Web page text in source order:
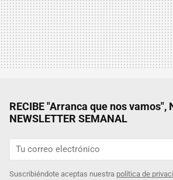
RECIBE "Arranca que nos vamos",
NEWSLETTER SEMANAL
Suscribiéndote aceptas nuestra política de